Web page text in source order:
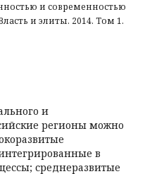
и современностью
и элиты. 2014. Том 1.
и
регионы можно
в
среднеразвитые